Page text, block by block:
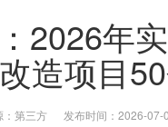
2026年
造项目
：第三方 发布时间：2026-